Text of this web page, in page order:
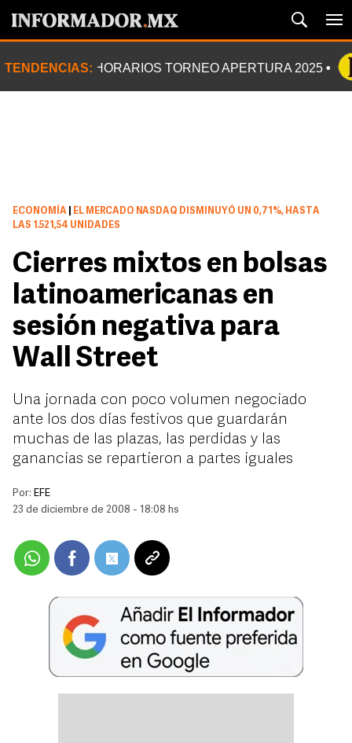
TENDENCIAS: HORARIOS TORNEO APERTURA 2025
ECONOMÍA
EL MERCADO NASDAQ DISMINUYÓ UN 0,71%, HASTA
LAS 1.521,54 UNIDADES
Cierres mixtos en bolsas
latinoamericanas en
sesión negativa para
Wall Street
Una jornada con poco volumen negociado
ante los dos días festivos que guardarán
muchas de las plazas, las perdidas y las
ganancias se repartieron a partes iguales
Por: EFE
23 de diciembre de 2008 - 18:08 hs